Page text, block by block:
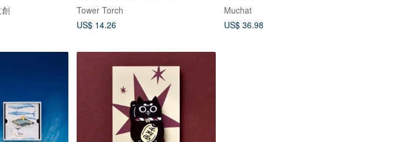
Tower Torch
US$ 14.26
Muchat
US$ 36.98